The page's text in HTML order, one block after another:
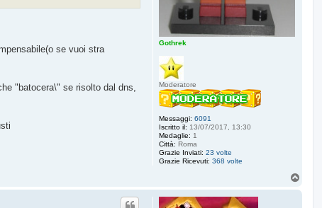
Gothrek
Moderatore
Messaggi: 6091
Iscritto il: 13/07/2017, 13:30
Medaglie: 1
Città: Roma
Grazie Inviati: 23 volte
Grazie Ricevuti: 368 volte
se vuoi stra
"batocera\" se risolto dal dns,